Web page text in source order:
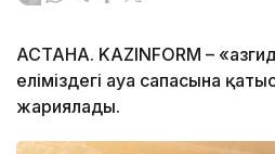
АСТАНА. KAZINFORM –
еліміздегі ауа сапасына
жариялады.